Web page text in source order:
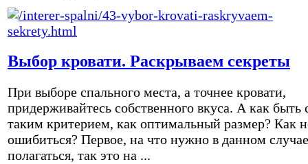
Выбор кровати. Раскрываем секреты
При выборе спального места, а точнее кровати,
придерживайтесь собственного вкуса. А как быть
таким критерием, как оптимальный размер? Как
ошибиться? Первое, на что нужно в данном случае
полагаться, так это на ...